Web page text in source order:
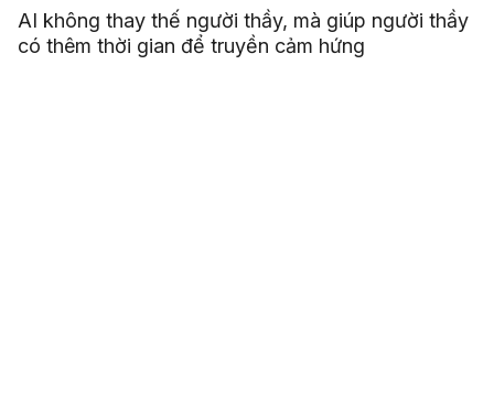
AI không thay thế người thầy, mà giúp người thầy
có thêm thời gian để truyền cảm hứng